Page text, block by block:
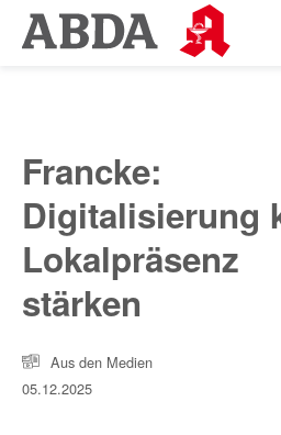
Springe
direkt
zur
Meta-
Navigation
Inhalt
zur
Suche
Francke:
Digitalisierung
Lokalpräsenz
stärken
Aus den Medien
05.12.2025